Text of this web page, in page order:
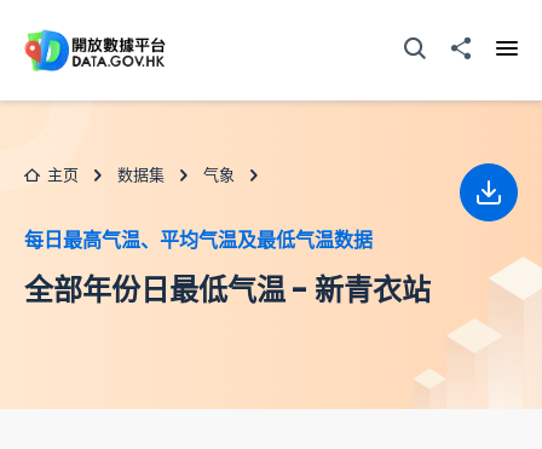
打开搜寻器分享至
主页 数据集 气象
每日最高气温、平均气温及最低气温数据
全部年份日最低气温 - 新青衣站
下载